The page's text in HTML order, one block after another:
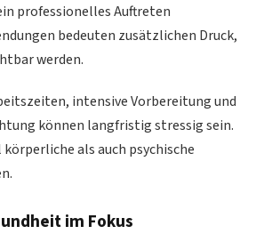
professionelles Auftreten
bedeuten zusätzlichen Druck,
werden.
intensive Vorbereitung und
können langfristig stressig sein.
als auch psychische
im Fokus